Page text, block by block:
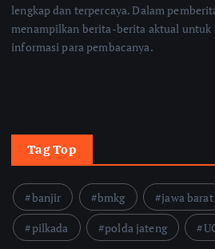
lengkap dan terpercaya. Dalam
menampilkan berita-berita aktual untuk
informasi para pembacanya.
Tag Top
banjir bmkg jawa barat
pilkada
polda jateng